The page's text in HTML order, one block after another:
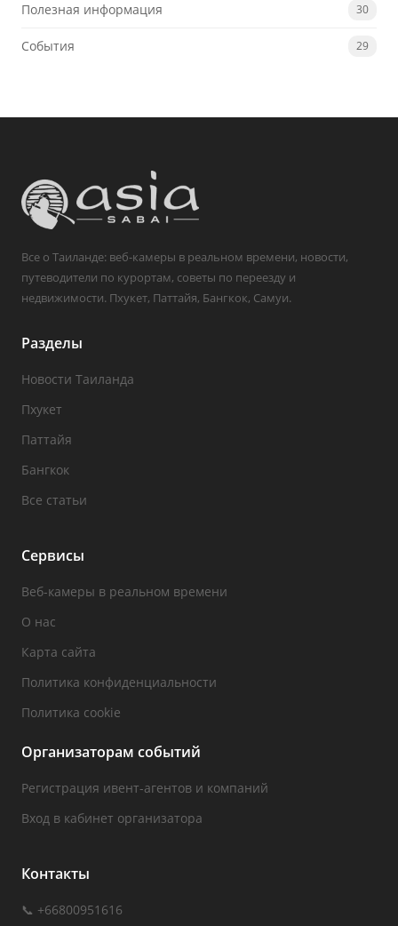
Полезная информация 30
События 29
Все о Таиланде: веб-камеры в реальном времени, новости,
путеводители по курортам, советы по переезду и
недвижимости. Пхукет, Паттайя, Бангкок, Самуи.
Разделы
Новости Таиланда
Пхукет
Паттайя
Бангкок
Все статьи
Сервисы
Веб-камеры в реальном времени
О нас
Карта сайта
Политика конфиденциальности
Политика cookie
Организаторам событий
Регистрация ивент-агентов и компаний
Вход в кабинет организатора
Контакты
📞 +66800951616